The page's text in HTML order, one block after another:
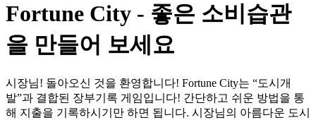
Fortune City - 좋은 소비습관
을 만들어 보세요
시장님! 돌아오신 것을 환영합니다! Fortune City는 “도시개
발”과 결합된 장부기록 게임입니다! 간단하고 쉬운 방법을 통
해 지출을 기록하시기만 하면 됩니다. 시장님의 아름다운 도시